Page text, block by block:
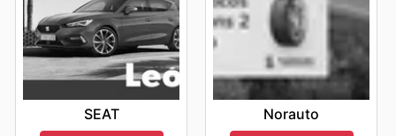
SEAT Norauto